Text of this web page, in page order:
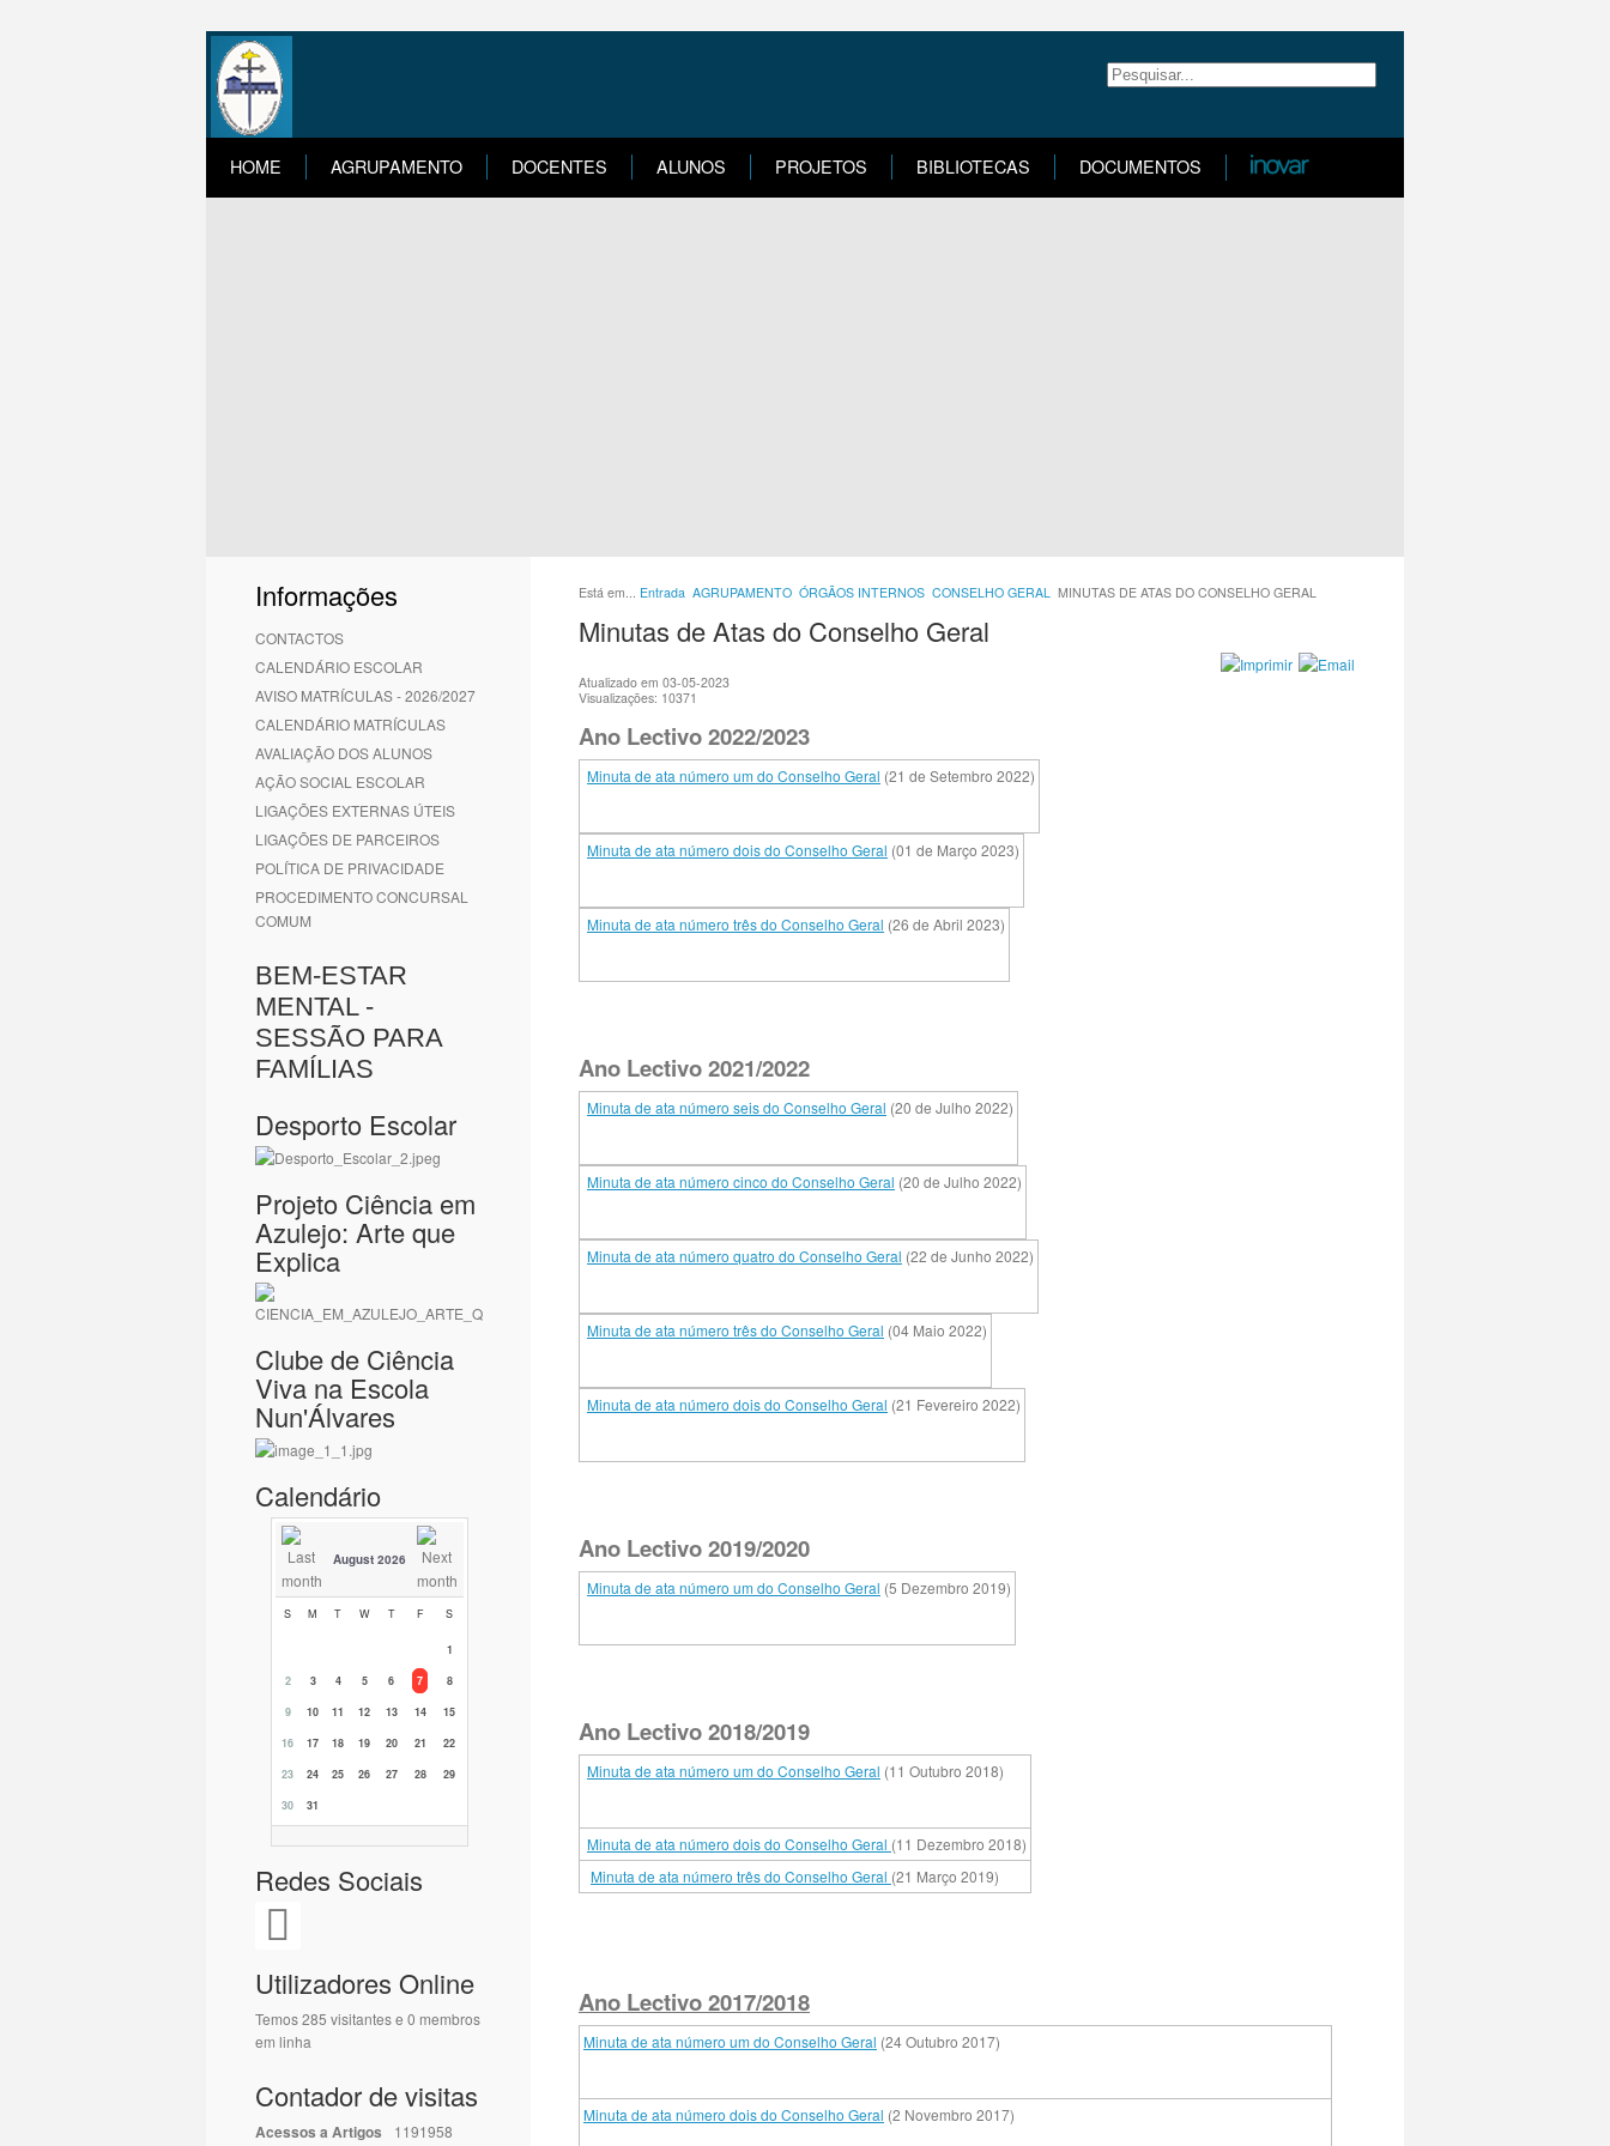
HOME AGRUPAMENTO DOCENTES ALUNOS PROJETOS BIBLIOTECAS DOCUMENTOS
Informações
CONTACTOS
CALENDÁRIO ESCOLAR
AVISO MATRÍCULAS - 2026/2027
CALENDÁRIO MATRÍCULAS
AVALIAÇÃO DOS ALUNOS
AÇÃO SOCIAL ESCOLAR
LIGAÇÕES EXTERNAS ÚTEIS
LIGAÇÕES DE PARCEIROS
POLÍTICA DE PRIVACIDADE
PROCEDIMENTO CONCURSAL
COMUM
BEM-ESTAR
MENTAL -
SESSÃO PARA
FAMÍLIAS
Desporto Escolar
Projeto Ciência em
Azulejo: Arte que
Explica
Clube de Ciência
Viva na Escola
Nun'Álvares
Calendário
August 2026
S M T W T F S
1
2
3 4 5 6 7
8
9
10 11 12 13 14
15
16
17 18 19 20 21
22
23
24 25 26 27 28
29
30
31
Redes Sociais
Utilizadores Online
Temos 285 visitantes e 0 membros
em linha
Contador de visitas
Acessos a Artigos 1191958
Está em... Entrada AGRUPAMENTO ÓRGÃOS INTERNOS CONSELHO GERAL MINUTAS DE ATAS DO CONSELHO GERAL
Minutas de Atas do Conselho Geral
Atualizado em 03-05-2023
Visualizações: 10371
Ano Lectivo 2022/2023
Minuta de ata número um do Conselho Geral (21 de Setembro 2022)
Minuta de ata número dois do Conselho Geral (01 de Março 2023)
Minuta de ata número três do Conselho Geral (26 de Abril 2023)
Ano Lectivo 2021/2022
Minuta de ata número seis do Conselho Geral (20 de Julho 2022)
Minuta de ata número cinco do Conselho Geral (20 de Julho 2022)
Minuta de ata número quatro do Conselho Geral (22 de Junho 2022)
Minuta de ata número três do Conselho Geral (04 Maio 2022)
Minuta de ata número dois do Conselho Geral (21 Fevereiro 2022)
Ano Lectivo 2019/2020
Minuta de ata número um do Conselho Geral (5 Dezembro 2019)
Ano Lectivo 2018/2019
Minuta de ata número um do Conselho Geral (11 Outubro 2018)
Minuta de ata número dois do Conselho Geral (11 Dezembro 2018)
Minuta de ata número três do Conselho Geral (21 Março 2019)
Ano Lectivo 2017/2018
Minuta de ata número um do Conselho Geral (24 Outubro 2017)
Minuta de ata número dois do Conselho Geral (2 Novembro 2017)